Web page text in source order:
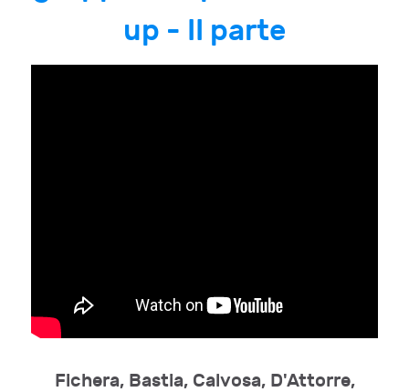
up - II parte
Fichera, Bastia, Calvosa, D'Attorre,